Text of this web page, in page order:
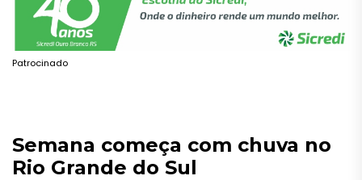
Patrocinado
Semana começa com chuva no
Rio Grande do Sul